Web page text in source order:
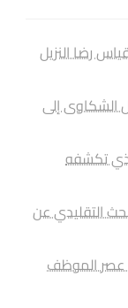
رضا النزيل
الشكاوى إلى
تكشفه
التقليدي عن
عصر الموظف